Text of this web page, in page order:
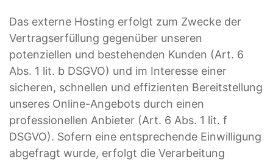
Das externe Hosting erfolgt zum Zwecke der
Vertragserfüllung gegenüber unseren
potenziellen und bestehenden Kunden (Art. 6
Abs. 1 lit. b DSGVO) und im Interesse einer
sicheren, schnellen und effizienten Bereitstellung
unseres Online-Angebots durch einen
professionellen Anbieter (Art. 6 Abs. 1 lit. f
DSGVO). Sofern eine entsprechende Einwilligung
abgefragt wurde, erfolgt die Verarbeitung